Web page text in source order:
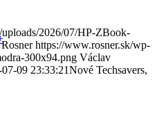
2026/07/HP-ZBook-
https://www.rosner.sk/wp-
300x94.png Václav
09 23:33:21Nové Techsavers,